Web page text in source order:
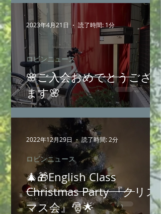
🌸ご入会おめでとうござい
ます🌸
ロビンニュース
2023年4月21日 読了時間: 1分
🎄🎁English Class
Christmas Party 『クリス
マス会』🎅🌟
ロビンニュース
2022年12月29日 読了時間: 2分